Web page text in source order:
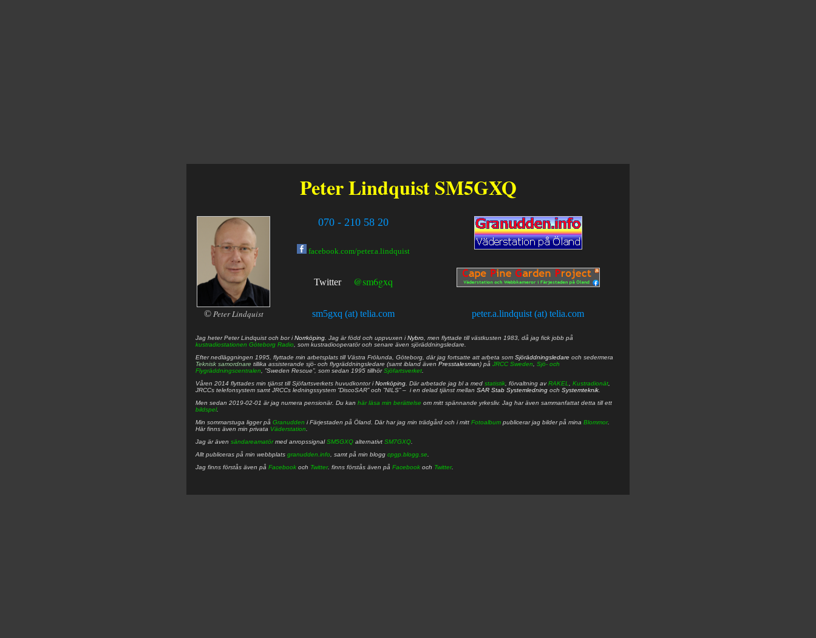
Peter Lindquist SM5GXQ
© Peter Lindquist
070 - 210 58 20
facebook.com/peter.a.lindquist
Twitter @sm6gxq
sm5gxq (at) telia.com peter.a.lindquist (at) telia.com
Jag heterPeter Lindquist och bor iNorrköping . Jag är född och uppvuxen iNybro , men flyttade till västkusten 1983, då jag fick jobb på
kustradiostationen Göteborg Radio , som kustradiooperatör och senare även sjöräddningsledare.
Efter nedläggningen 1995, flyttade min arbetsplats till Västra Frölunda, Göteborg, där jag fortsatte att arbeta som Sjöräddningsledare och sedermera
Teknisk samordnare tillika assisterande sjö- och flygräddningsledare (samt ibland även Presstalesman) på JRCC Sweden
Sjö- och
Flygräddningscentralen , ”Sweden Rescue”, som sedan 1995 tillhörSjöfartsverket
Våren 2014 flyttades min tjänst till Sjöfartsverkets huvudkontor iNorrköping . Där arbetade jag bl a med statistik , förvaltning avRAKEL Kustradionät
JRCCs telefonsystem samt JRCCs ledningssystem ”DiscoSAR” och ”NILS” – i en delad tjänst mellan SAR Stab Systemledning och Systemteknik
Men sedan 2019-02-01 är jag numera pensionär. Du kan här läsa min berättelse om mitt spännande yrkesliv. Jag har även sammanfattat detta till ett
bildspel.
Min sommarstuga ligger på Granudden i Färjestaden på Öland. Där har jag min trädgård och i mitt Fotoalbum publicerar jag bilder på mina Blommor.
Här finns även min privata Väderstation
Jag är även sändareamatörmed anropssignalSM5GXQ alternativt SM7GXQ
Allt publiceras på min webbplats granudden.info , samt på min blogg cpgp.blogg.se
Jag finns förstås även på Facebook och Twitter. finns förstås även på Facebook och Twitter.